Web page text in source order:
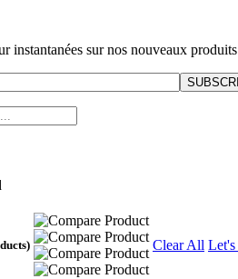
instantanées sur nos nouveaux
Clear All Let's